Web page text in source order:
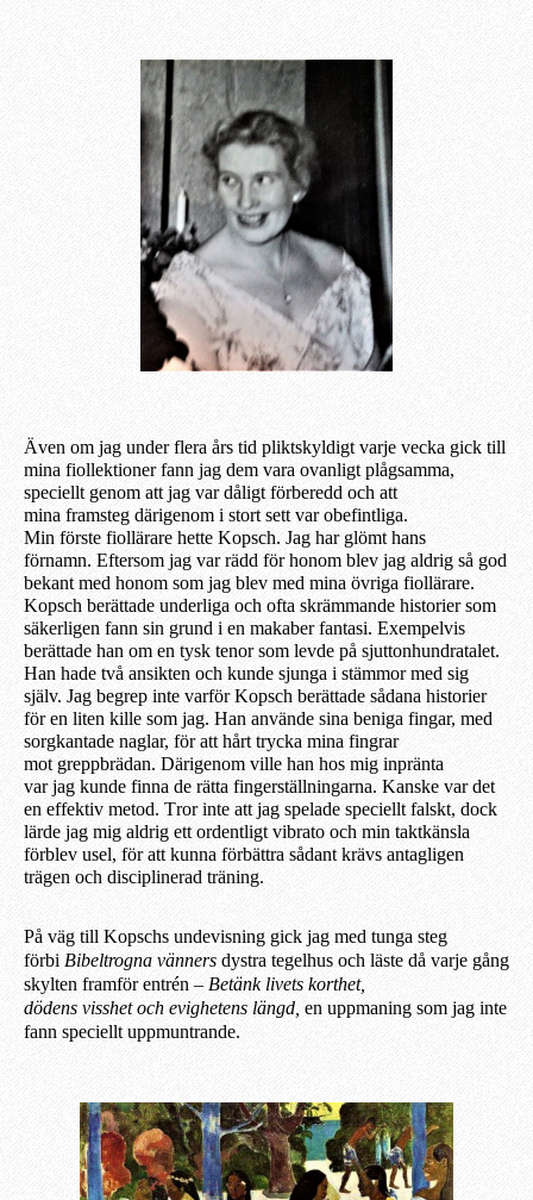
Även om jag under flera års tid pliktskyldigt varje vecka gick till
mina fiollektioner fann jag dem vara ovanligt plågsamma,
speciellt genom att jag var dåligt förberedd och att
mina framsteg därigenom i stort sett varobefintliga.
Min förste fiollärare hette Kopsch. Jag har glömt hans
förnamn. Eftersom jag var rädd för honom blev jag aldrig så god
bekant med honom som jag blev med mina övriga fiollärare.
Kopsch berättade underliga och ofta skrämmande historier som
säkerligen fann sin grund i en makaber fantasi. Exempelvis
berättade han om en tysk tenor som levde på sjuttonhundratalet.
Han hade två ansikten och kunde sjunga i stämmor med sig
själv. Jag begrep inte varför Kopsch berättade sådana historier
för en liten kille som jag. Han använde sina beniga fingar, med
sorgkantade naglar, för att hårt trycka mina fingrar
mot greppbrädan. Därigenom ville han hos mig inpränta
varjag kunde finna de rätta fingerställningarna. Kanske var det
en effektiv metod. Tror inte att jag spelade speciellt falskt, dock
lärde jag mig aldrig ett ordentligt vibrato och min taktkänsla
förblev usel, för att kunna förbättra sådant krävs antagligen
trägen och disciplinerad träning.
På väg till Kopschs undevisning gick jag med tunga steg
förbi Bibeltrogna vänners dystra tegelhus och läste då varje gång
skylten framför entrén – Betänk livets korthet,
dödens visshetoch evighetens längd, en uppmaning som jag inte
fann speciellt uppmuntrande.